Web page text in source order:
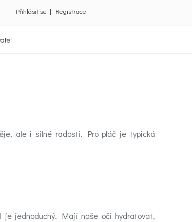
Přihlásit se | Registrace
ale i silné radosti. Pro pláč je typická
jednoduchý. Mají naše oči hydratovat,